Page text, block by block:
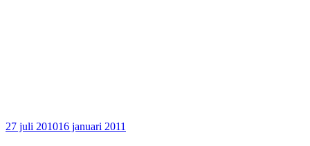
Publicerat
27 juli 201016 januari 2011